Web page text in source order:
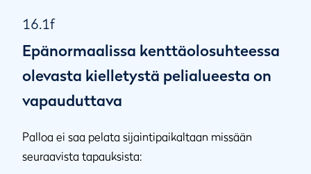
16.1f
Epänormaalissa kenttäolosuhteessa
olevasta kielletystä pelialueesta on
vapauduttava
Palloa ei saa pelata sijaintipaikaltaan missään
seuraavista tapauksista: